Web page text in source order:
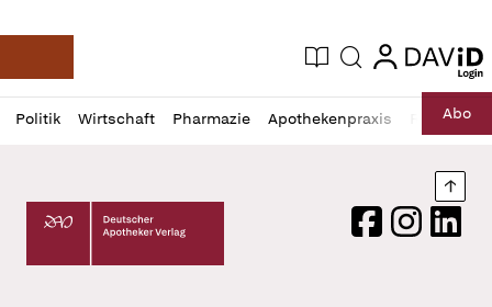
Deutsche Apotheker Zeitung
Aktuelle Ausgabe
Suche login
login
Politik Wirtschaft Pharmazie Apothekenpraxis RechtAbo
Profil
öffnen
Daz
Pur
Deutscher Apotheker Verlag Logo
FacebookInstagram